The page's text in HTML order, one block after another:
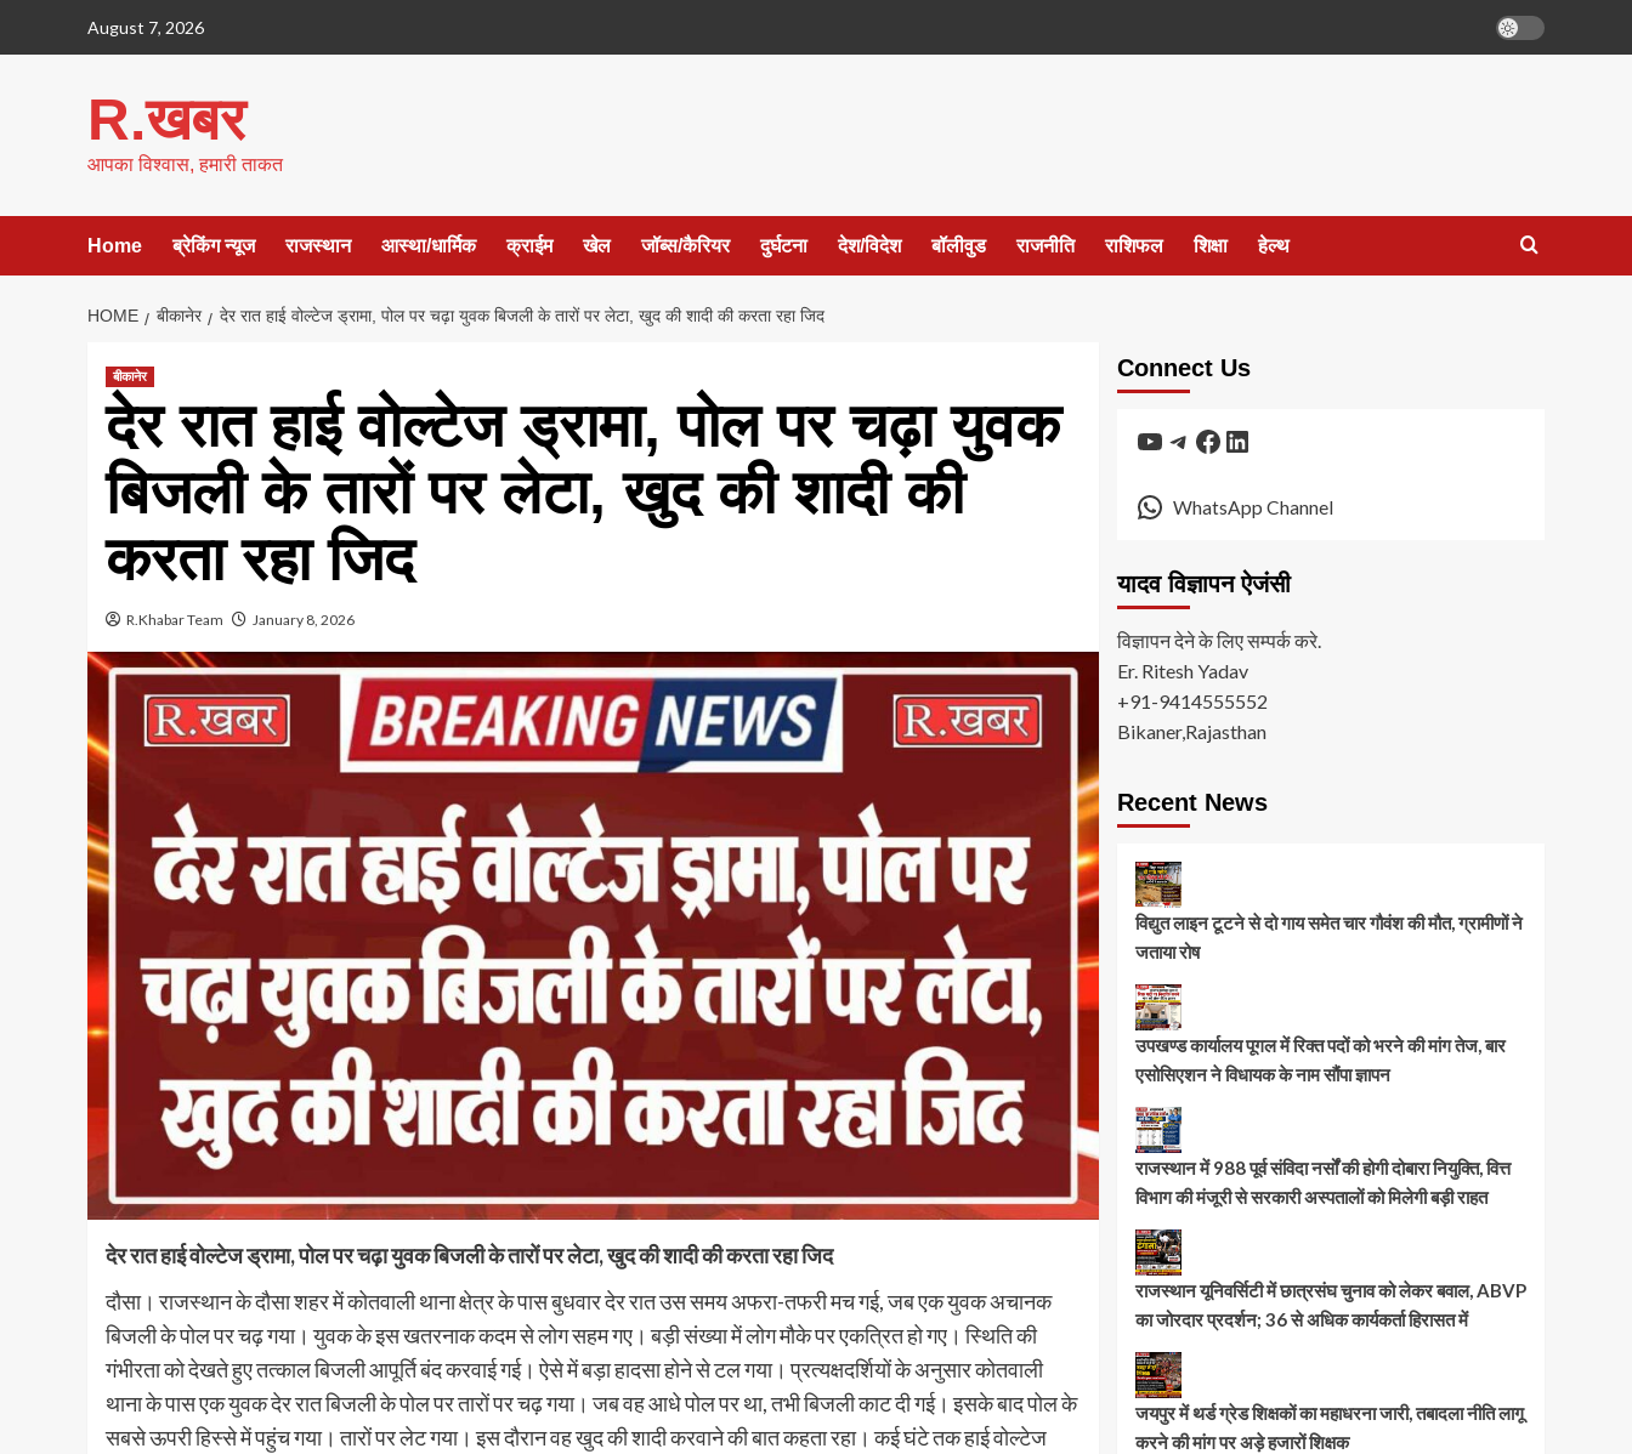
August 7, 2026
R.खबर
आपका विश्वास, हमारी ताकत
Home ब्रेकिंग न्यूज राजस्थान आस्था/धार्मिक क्राईम खेल जॉब्स/कैरियर दुर्घटना देश/विदेश बॉलीवुड राजनीति राशिफल शिक्षा हेल्थ
HOME बीकानेर देर रात हाई वोल्टेज ड्रामा, पोल पर चढ़ा युवक बिजली के तारों पर लेटा, खुद की शादी की करता रहा जिद
बीकानेर
देर रात हाई वोल्टेज ड्रामा, पोल पर चढ़ा युवक
बिजली के तारों पर लेटा, खुद की शादी की
करता रहा जिद
R.Khabar Team January 8, 2026
देर रात हाई वोल्टेज ड्रामा, पोल पर चढ़ा युवक बिजली के तारों पर लेटा, खुद की शादी की करता रहा जिद
दौसा। राजस्थान के दौसा शहर में कोतवाली थाना क्षेत्र के पास बुधवार देर रात उस समय अफरा-तफरी मच गई, जब एक युवक अचानक
बिजली के पोल पर चढ़ गया। युवक के इस खतरनाक कदम से लोग सहम गए। बड़ी संख्या में लोग मौके पर एकत्रित हो गए। स्थिति की
गंभीरता को देखते हुए तत्काल बिजली आपूर्ति बंद करवाई गई। ऐसे में बड़ा हादसा होने से टल गया। प्रत्यक्षदर्शियों के अनुसार कोतवाली
थाना के पास एक युवक देर रात बिजली के पोल पर तारों पर चढ़ गया। जब वह आधे पोल पर था, तभी बिजली काट दी गई। इसके बाद पोल के
सबसे ऊपरी हिस्से में पहुंच गया। तारों पर लेट गया। इस दौरान वह खुद की शादी करवाने की बात कहता रहा। कई घंटे तक हाई वोल्टेज
Connect Us
YouTube
Telegram
Facebook
LinkedIn
WhatsApp Channel
यादव विज्ञापन ऐजंसी
विज्ञापन देने के लिए सम्पर्क करे.
Er. Ritesh Yadav
+91-9414555552
Bikaner,Rajasthan
Recent News
विद्युत लाइन टूटने से दो गाय समेत चार गौवंश की मौत, ग्रामीणों ने
जताया रोष
उपखण्ड कार्यालय पूगल में रिक्त पदों को भरने की मांग तेज, बार
एसोसिएशन ने विधायक के नाम सौंपा ज्ञापन
राजस्थान में 988 पूर्व संविदा नर्सों की होगी दोबारा नियुक्ति, वित्त
विभाग की मंजूरी से सरकारी अस्पतालों को मिलेगी बड़ी राहत
राजस्थान यूनिवर्सिटी में छात्रसंघ चुनाव को लेकर बवाल, ABVP
का जोरदार प्रदर्शन; 36 से अधिक कार्यकर्ता हिरासत में
जयपुर में थर्ड ग्रेड शिक्षकों का महाधरना जारी, तबादला नीति लागू
करने की मांग पर अड़े हजारों शिक्षक